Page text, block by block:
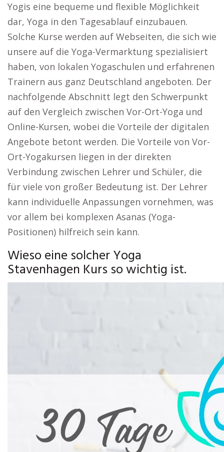
Yogis eine bequeme und flexible Möglichkeit
dar, Yoga in den Tagesablauf einzubauen.
Solche Kurse werden auf Webseiten, die sich wie
unsere auf die Yoga-Vermarktung spezialisiert
haben, von lokalen Yogaschulen und erfahrenen
Trainern aus ganz Deutschland angeboten. Der
nachfolgende Abschnitt legt den Schwerpunkt
auf den Vergleich zwischen Vor-Ort-Yoga und
Online-Kursen, wobei die Vorteile der digitalen
Angebote betont werden. Die Vorteile von Vor-
Ort-Yogakursen liegen in der direkten
Verbindung zwischen Lehrer und Schüler, die
für viele von großer Bedeutung ist. Der Lehrer
kann individuelle Anpassungen vornehmen, was
vor allem bei komplexen Asanas (Yoga-
Positionen) hilfreich sein kann.
Wieso eine solcher Yoga
Stavenhagen Kurs so wichtig ist.